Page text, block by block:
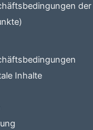
Inhalte